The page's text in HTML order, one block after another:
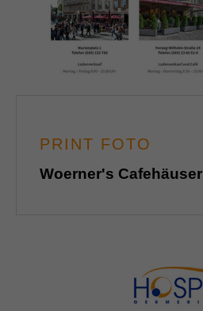
PRINT FOTO
Woerner's Cafehäuser